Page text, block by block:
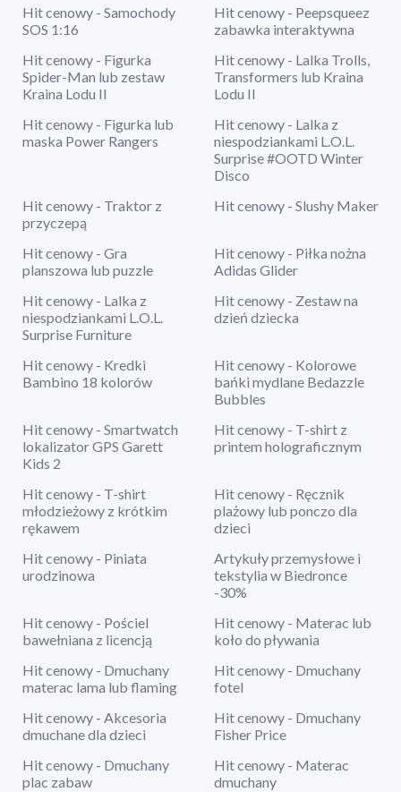
Hit cenowy - Samochody
SOS 1:16
Hit cenowy - Peepsqueez
zabawka interaktywna
Hit cenowy - Figurka
Spider-Man lub zestaw
Kraina Lodu II
Hit cenowy - Lalka Trolls,
Transformers lub Kraina
Lodu II
Hit cenowy - Figurka lub
maska Power Rangers
Hit cenowy - Lalka z
niespodziankami L.O.L.
Surprise #OOTD Winter
Disco
Hit cenowy - Traktor z
przyczepą
Hit cenowy - Slushy Maker
Hit cenowy - Gra
planszowa lub puzzle
Hit cenowy - Piłka nożna
Adidas Glider
Hit cenowy - Lalka z
niespodziankami L.O.L.
Surprise Furniture
Hit cenowy - Zestaw na
dzień dziecka
Hit cenowy - Kredki
Bambino 18 kolorów
Hit cenowy - Kolorowe
bańki mydlane Bedazzle
Bubbles
Hit cenowy - Smartwatch
lokalizator GPS Garett
Kids 2
Hit cenowy - T-shirt z
printem holograficznym
Hit cenowy - T-shirt
młodzieżowy z krótkim
rękawem
Hit cenowy - Ręcznik
plażowy lub ponczo dla
dzieci
Hit cenowy - Piniata
urodzinowa
Artykuły przemysłowe i
tekstylia w Biedronce
-30%
Hit cenowy - Pościel
bawełniana z licencją
Hit cenowy - Materac lub
koło do pływania
Hit cenowy - Dmuchany
materac lama lub flaming
Hit cenowy - Dmuchany
fotel
Hit cenowy - Akcesoria
dmuchane dla dzieci
Hit cenowy - Dmuchany
Fisher Price
Hit cenowy - Dmuchany
plac zabaw
Hit cenowy - Materac
dmuchany